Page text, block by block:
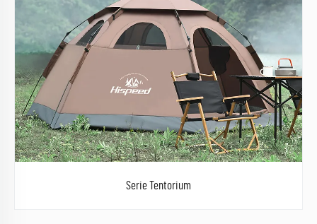
Serie Tentorium